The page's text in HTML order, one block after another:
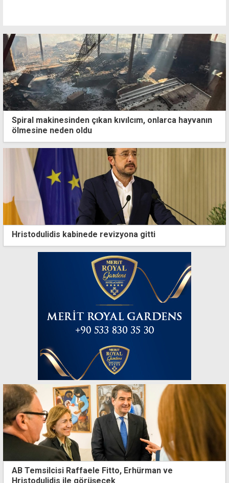
Spiral makinesinden çıkan kıvılcım, onlarca hayvanın
ölmesine neden oldu
Hristodulidis kabinede revizyona gitti
AB Temsilcisi Raffaele Fitto, Erhürman ve
Hristodulidis ile görüşecek